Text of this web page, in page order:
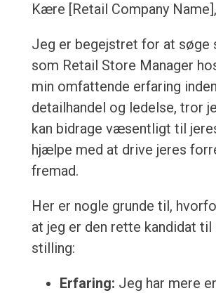
Kære [Retail Company Name],
Jeg er begejstret for at søge
som Retail Store Manager
min omfattende erfaring
detailhandel og ledelse, tror
kan bidrage væsentligt til
hjælpe med at drive jeres
fremad.
Her er nogle grunde til,
at jeg er den rette kandidat til
stilling:
Erfaring: Jeg har mere